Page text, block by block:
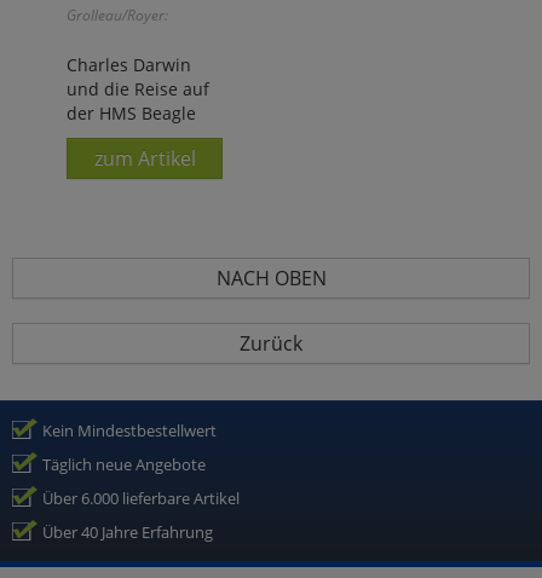
Grolleau/Royer:
Charles Darwin
und die Reise auf
der HMS Beagle
zum Artikel
NACH OBEN
Zurück
Kein Mindestbestellwert
Täglich neue Angebote
Über 6.000 lieferbare Artikel
Über 40 Jahre Erfahrung